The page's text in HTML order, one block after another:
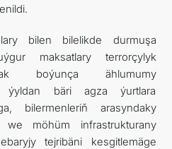
bilen bilelikde durmuşa
maksatlary terrorçylyk
boýunça ählumumy
ýyldan bäri agza ýurtlara
bilermenleriň arasyndaky
we möhüm infrastrukturany
tejribäni kesgitlemäge